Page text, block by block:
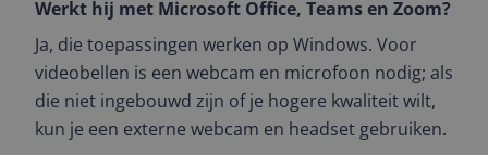
Werkt hij met Microsoft Office, Teams en Zoom?
Ja, die toepassingen werken op Windows. Voor
videobellen is een webcam en microfoon nodig; als
die niet ingebouwd zijn of je hogere kwaliteit wilt,
kun je een externe webcam en headset gebruiken.